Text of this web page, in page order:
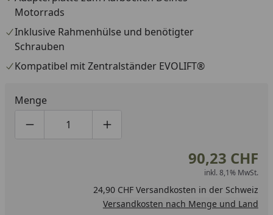
Motorrads
Inklusive Rahmenhülse und benötigter
Schrauben
Kompatibel mit Zentralständer EVOLIFT®
Menge
Produktmenge um eins verringern
Produktmenge manuell eingeben
Produktmenge um eins erhöhen
90,23 CHF
inkl. 8,1% MwSt.
24,90 CHF Versandkosten in der Schweiz
Versandkosten nach Menge und Land